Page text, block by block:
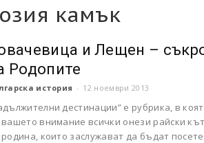
камък
и Лещен –
Родопите
история - 12 ноември 2013
дестинации” е рубрика, в
внимание всички онези райски
които заслужават да бъдат